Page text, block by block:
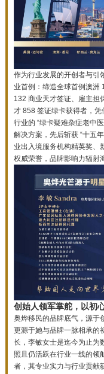
作为行业发展的开创者与引
业首例：缔造全球首例澳洲
132 商业天才签证、雇主担
才 858 签证绿卡获得者，
行业的 “绿卡疑难杂症老中
解决方案，先后斩获 “十五
业出入境服务机构精英奖、
权威荣誉，品牌影响力辐射
创始人领军掌舵，以初
奥烨移民的品牌底气，源于
更源于她与品牌一脉相承的
长，李敏女士是迄今为止为
照且仍活跃在行业一线的领
者，其专业实力与行业贡献